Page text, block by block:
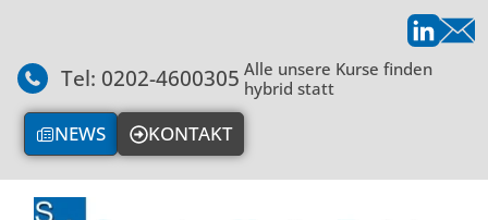
Tel: 0202-4600305 Alle unsere Kurse finden
hybrid statt
NEWS KONTAKT